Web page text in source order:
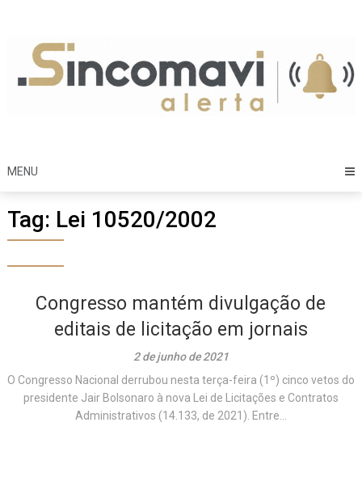
content
MENU
Tag: Lei 10520/2002
Congresso mantém divulgação de
editais de licitação em jornais
2 de junho de 2021
O Congresso Nacional derrubou nesta terça-feira (1º) cinco vetos do
presidente Jair Bolsonaro à nova Lei de Licitações e Contratos
Administrativos (14.133, de 2021). Entre...